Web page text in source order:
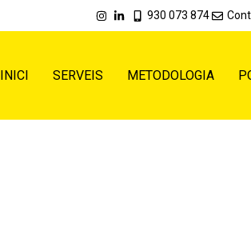
930 073 874
INICI SERVEIS METODOLOGIA